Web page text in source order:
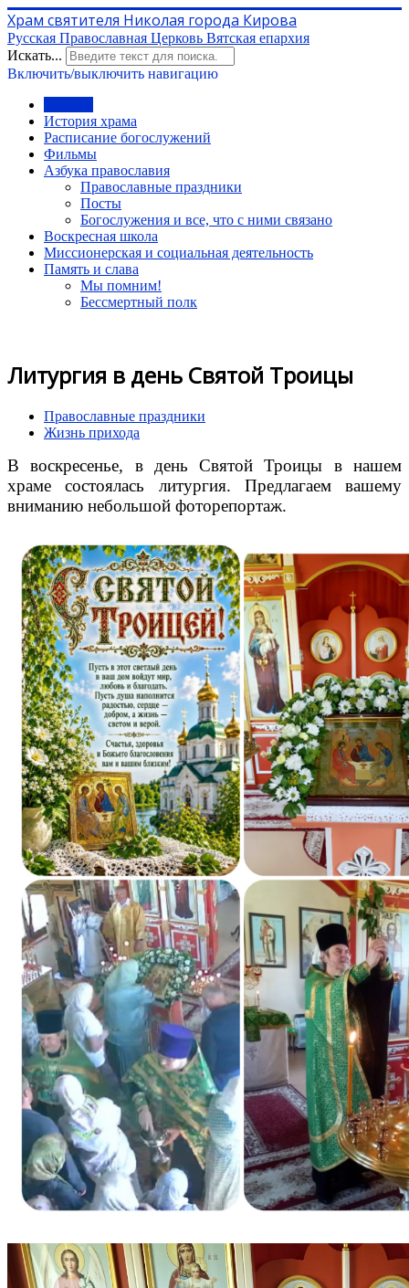
Храм святителя Николая города Кирова
Русская Православная Церковь Вятская епархия
Искать...
Включить/выключить навигацию
История храма
Расписание богослужений
Фильмы
Азбука православия
Православные праздники
Посты
Богослужения и все, что с ними связано
Воскресная школа
Миссионерская и социальная деятельность
Память и слава
Мы помним!
Бессмертный полк
Литургия в день Святой Троицы
Православные праздники
Жизнь прихода
В воскресенье, в день Святой Троицы в нашем
храме состоялась литургия. Предлагаем вашему
вниманию небольшой фоторепортаж.